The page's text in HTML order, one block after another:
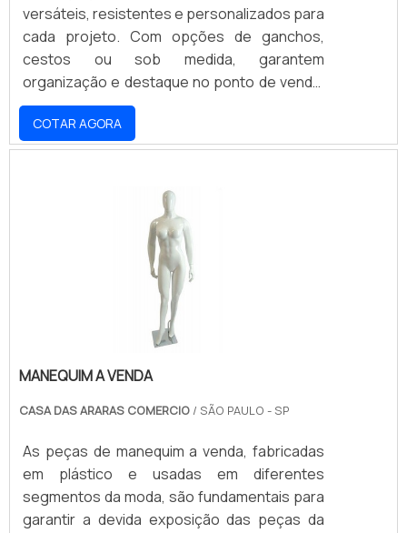
versáteis, resistentes e personalizados para
cada projeto. Com opções de ganchos,
cestos ou sob medida, garantem
organização e destaque no ponto de venda,
sempre alinhados à identidade visual da sua
marca. Ideais para diversos segmentos do
varejo, oferecem durabilidade e exposição
Desenvolvemos soluções que otimizam seu
espaço e valorizam seus produtos. Solicite
um orçamento e transforme seu PDV com a
COTAR AGORA
MANEQUIM A VENDA
CASA DAS ARARAS COMERCIO / SÃO PAULO - SP
As peças de manequim a venda, fabricadas
em plástico e usadas em diferentes
segmentos da moda, são fundamentais para
garantir a devida exposição das peças da